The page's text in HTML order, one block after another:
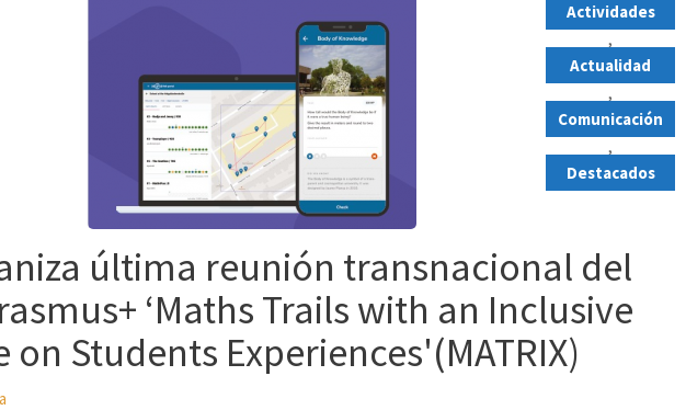
Actividades
,
Actualidad
,
Comunicación
,
Destacados
última reunión transnacional del
‘Maths Trails with an Inclusive
on Students Experiences'(MATRIX)